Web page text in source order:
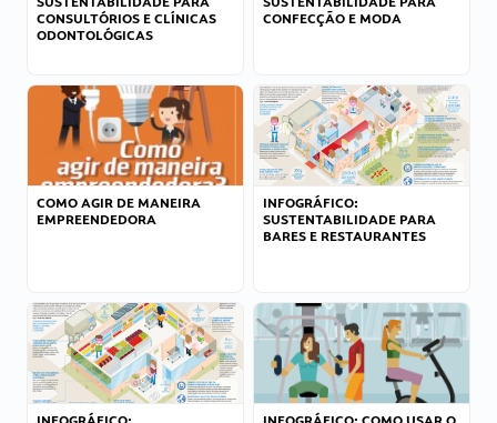
CONSULTÓRIOS E CLÍNICAS
ODONTOLÓGICAS
CONFECÇÃO E MODA
COMO AGIR DE MANEIRA
EMPREENDEDORA
INFOGRÁFICO:
SUSTENTABILIDADE PARA
BARES E RESTAURANTES